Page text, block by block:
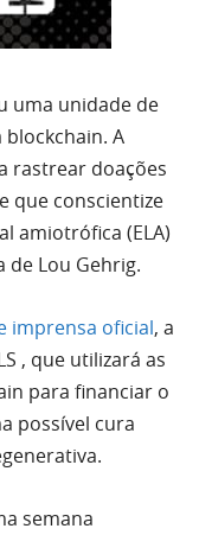
uma unidade de
A
rastrear doações
que conscientize
amiotrófica (ELA)
de Lou Gehrig.
imprensa oficial, a
, que utilizará as
para financiar o
possível cura
semana